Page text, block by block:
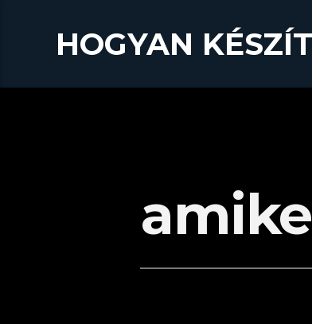
HOGYAN